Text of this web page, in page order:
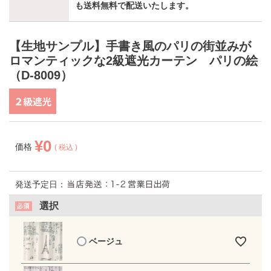
も送料無料で配送いたします。
【生地サンプル】手書き風のパリの街並みが
ロマンティックな2級遮光カーテン パリの絵
（D-8009）
価格 ¥0 税込
発送予定日：
選択
ベージュ